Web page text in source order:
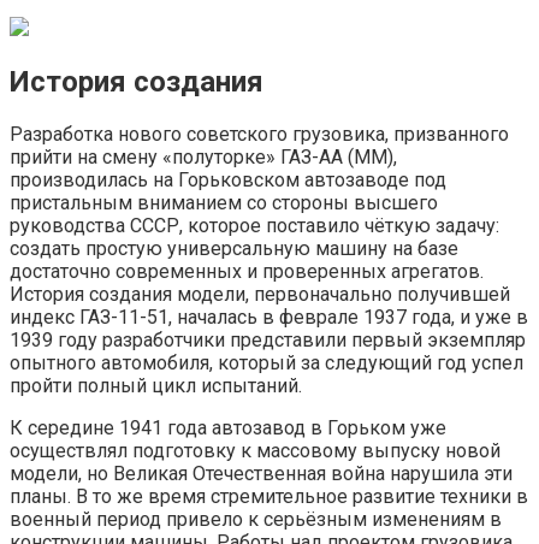
История создания
Разработка нового советского грузовика, призванного
прийти на смену «полуторке» ГАЗ-АА (ММ),
производилась на Горьковском автозаводе под
пристальным вниманием со стороны высшего
руководства СССР, которое поставило чёткую задачу:
создать простую универсальную машину на базе
достаточно современных и проверенных агрегатов.
История создания модели, первоначально получившей
индекс ГАЗ-11-51, началась в феврале 1937 года, и уже в
1939 году разработчики представили первый экземпляр
опытного автомобиля, который за следующий год успел
пройти полный цикл испытаний.
К середине 1941 года автозавод в Горьком уже
осуществлял подготовку к массовому выпуску новой
модели, но Великая Отечественная война нарушила эти
планы. В то же время стремительное развитие техники в
военный период привело к серьёзным изменениям в